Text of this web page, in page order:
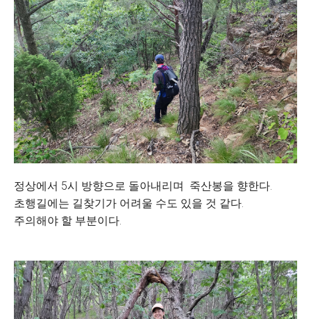
정상에서 5시 방향으로 돌아내리며 죽산봉을 향한다.
초행길에는 길찾기가 어려울 수도 있을 것 같다.
주의해야 할 부분이다.